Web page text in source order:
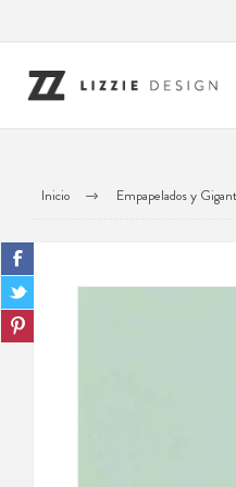
Inicio Empapelados y